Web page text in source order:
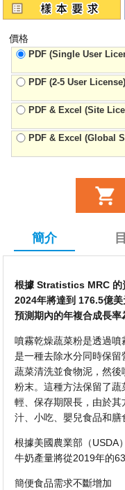
價格
PDF (Single User
PDF (2-5 User License)
PDF & Excel (Site
PDF & Excel (Global
簡介
根據 Stratistics MRC 的
2024年將達到 176.5億
預測期內的年複合成長率
噴霧乾燥蔬菜粉是透過
是一種去除水分同時保
蔬菜清洗並食物泥，然
粉末。這種方法保留了
輕、保存期限長，由於
汁、小吃、嬰兒食品和膳
根據美國農業部（USDA
牛奶產量將從2019年的
簡便食品需求不斷增加